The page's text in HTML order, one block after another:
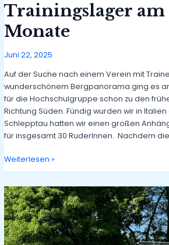
Trainingslager am
Monate
Juni 22, 2025
Auf der Suche nach einem Verein mit
wunderschönem Bergpanorama ging es
für die Hochschulgruppe schon zu den
Richtung Süden. Fündig wurden wir in
Schlepptau hatten wir einen großen
für insgesamt 30 RuderInnen. Nachdem
Trainingslager
am
di
Monate
Weiterlesen »